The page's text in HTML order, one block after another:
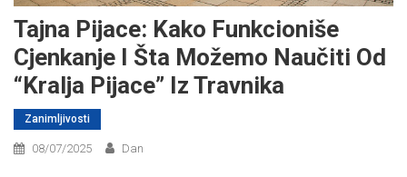
Tajna Pijace: Kako Funkcioniše
Cjenkanje I Šta Možemo Naučiti Od
“kralja Pijace” Iz Travnika
Zanimljivosti
08/07/2025 Dan